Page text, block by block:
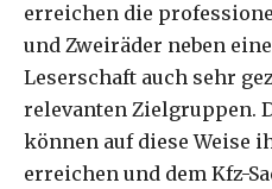
erreichen die
und Zweiräder neben
Leserschaft auch sehr
relevanten Zielgruppen.
können auf diese Weise
erreichen und dem Kfz-